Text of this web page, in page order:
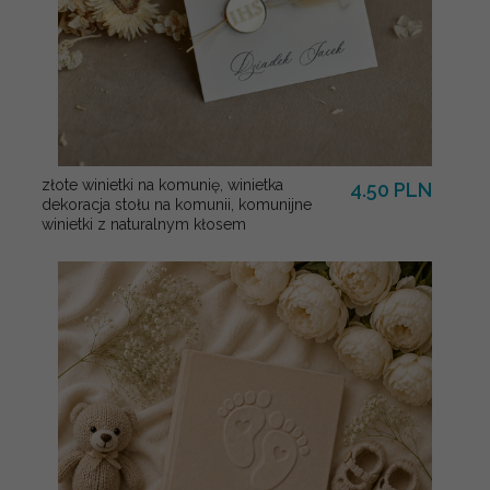
złote winietki na komunię, winietka
dekoracja stołu na komunii, komunijne
winietki z naturalnym kłosem
4.50 PLN